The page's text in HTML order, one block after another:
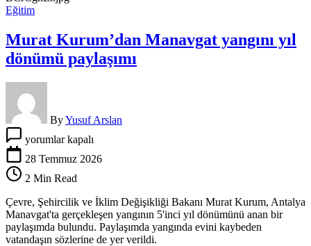
Eğitim
Murat Kurum’dan Manavgat yangını yıl
dönümü paylaşımı
ByYusuf Arslan
Kurum’dan
Manavgat
yıl
paylaşımı
için
yorumlar kapalı
28 Temmuz 2026
2 Min Read
Çevre, Şehircilik ve İklim Değişikliği Bakanı Murat Kurum, Antalya
Manavgat'ta gerçekleşen yangının 5'inci yıl dönümünü anan bir
paylaşımda bulundu. Paylaşımda yangında evini kaybeden
vatandaşın sözlerine de yer verildi.